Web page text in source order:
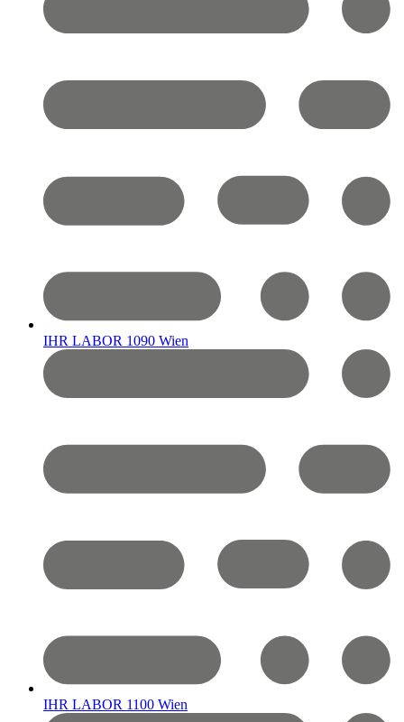
IHR LABOR 1090 Wien
IHR LABOR 1100 Wien